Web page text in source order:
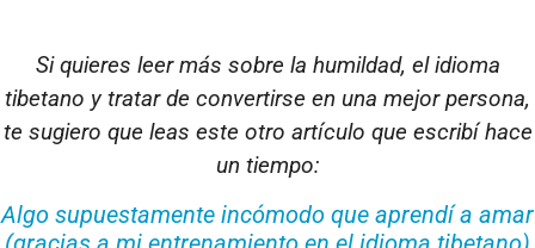
Si quieres leer más sobre la humildad, el idioma
tibetano y tratar de convertirse en una mejor persona,
te sugiero que leas este otro artículo que escribí hace
un tiempo:
Algo supuestamente incómodo que aprendí a amar